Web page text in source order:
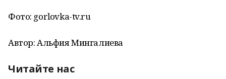
Фото: gorlovka-tv.ru
Автор: Альфия Мингалиева
Читайте нас